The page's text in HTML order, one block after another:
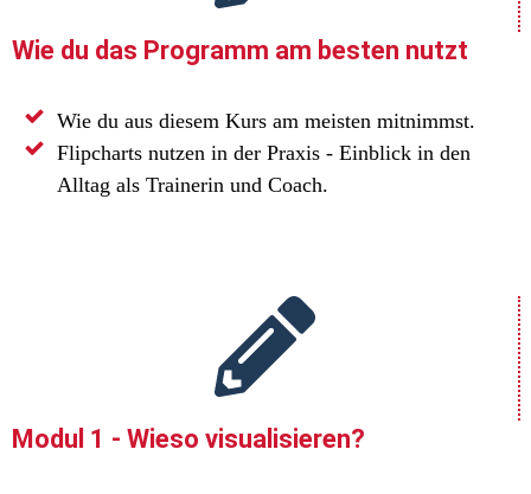
Wie du das Programm am besten nutzt
Wie du aus diesem Kurs am meisten mitnimmst.
Flipcharts nutzen in der Praxis - Einblick in den
Alltag als Trainerin und Coach.
Modul 1 - Wieso visualisieren?